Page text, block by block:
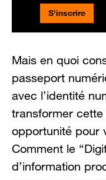
S'inscrire
Mais en quoi
passeport
avec l’identité
transformer
opportunité pour
Comment le
d’information